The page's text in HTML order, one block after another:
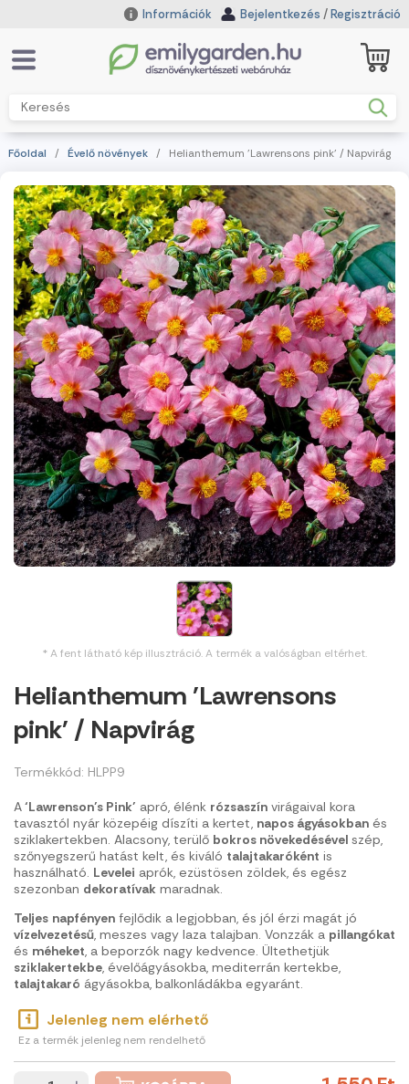
Információk Bejelentkezés /Regisztráció
Főoldal / Évelő növények / Helianthemum 'Lawrensons pink' / Napvirág
* A fent látható kép illusztráció. A termék a valóságban eltérhet.
Helianthemum 'Lawrensons
pink' / Napvirág
Termékkód: HLPP9
A‘Lawrenson’s Pink’ apró, élénk rózsaszín virágaival kora
tavasztól nyár közepéig díszíti a kertet, napos ágyásokban és
sziklakertekben. Alacsony, terülő bokros növekedésével szép,
szőnyegszerű hatást kelt, és kiváló talajtakaróként is
használható. Levelei aprók, ezüstösen zöldek, és egész
szezonban dekoratívak maradnak.
Teljes napfényen fejlődik a legjobban, és jól érzi magát jó
vízelvezetésű, meszes vagy laza talajban. Vonzzák a pillangókat
és méheket, a beporzók nagy kedvence. Ültethetjük
sziklakertekbe, évelőágyásokba, mediterrán kertekbe,
talajtakaró ágyásokba, balkonládákba egyaránt.
Jelenleg nem elérhető
Ez a termék jelenleg nem rendelhető